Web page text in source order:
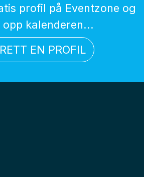
profil på Eventzone og
kalenderen...
EN PROFIL